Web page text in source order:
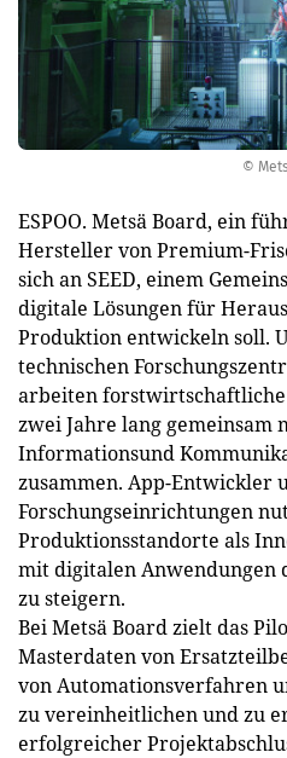
©
ESPOO. Metsä Board, ein
Hersteller von Premium-
sich an SEED, einem
digitale Lösungen für
Produktion entwickeln soll.
technischen
arbeiten
zwei Jahre lang gemeinsam
Informations­und
zusammen. App-Entwickler
Forschungseinrichtungen
Produktionsstandorte als
mit digitalen Anwendungen
zu steigern.
Bei Metsä Board zielt das
Masterdaten von
von Automationsverfahren
zu vereinheitlichen und zu
erfolgreicher